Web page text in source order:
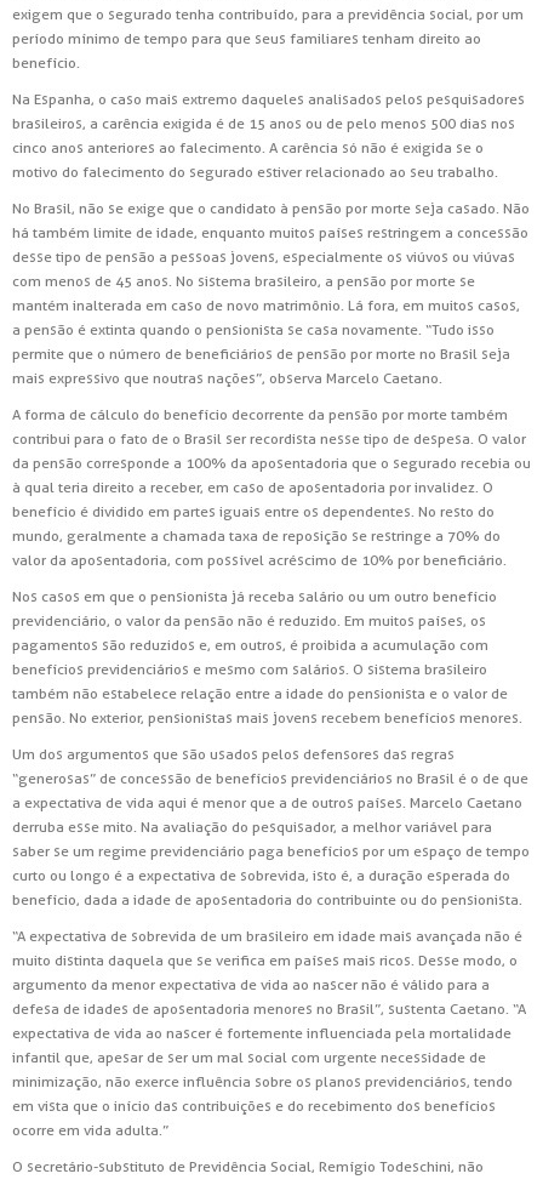
exigem que o segurado tenha contribuído, para a previdência social, por um
período mínimo de tempo para que seus familiares tenham direito ao
benefício.
Na Espanha, o caso mais extremo daqueles analisados pelos pesquisadores
brasileiros, a carência exigida é de 15 anos ou de pelo menos 500 dias nos
cinco anos anteriores ao falecimento. A carência só não é exigida se o
motivo do falecimento do segurado estiver relacionado ao seu trabalho.
No Brasil, não se exige que o candidato à pensão por morte seja casado. Não
há também limite de idade, enquanto muitos países restringem a concessão
desse tipo de pensão a pessoas jovens, especialmente os viúvos ou viúvas
com menos de 45 anos. No sistema brasileiro, a pensão por morte se
mantém inalterada em caso de novo matrimônio. Lá fora, em muitos casos,
a pensão é extinta quando o pensionista se casa novamente. “Tudo isso
permite que o número de beneficiários de pensão por morte no Brasil seja
mais expressivo que noutras nações”, observa Marcelo Caetano.
A forma de cálculo do benefício decorrente da pensão por morte também
contribui para o fato de o Brasil ser recordista nesse tipo de despesa. O valor
da pensão corresponde a 100% da aposentadoria que o segurado recebia ou
à qual teria direito a receber, em caso de aposentadoria por invalidez. O
benefício é dividido em partes iguais entre os dependentes. No resto do
mundo, geralmente a chamada taxa de reposição se restringe a 70% do
valor da aposentadoria, com possível acréscimo de 10% por beneficiário.
Nos casos em que o pensionista já receba salário ou um outro benefício
previdenciário, o valor da pensão não é reduzido. Em muitos países, os
pagamentos são reduzidos e, em outros, é proibida a acumulação com
benefícios previdenciários e mesmo com salários. O sistema brasileiro
também não estabelece relação entre a idade do pensionista e o valor de
pensão. No exterior, pensionistas mais jovens recebem benefícios menores.
Um dos argumentos que são usados pelos defensores das regras
“generosas” de concessão de benefícios previdenciários no Brasil é o de que
a expectativa de vida aqui é menor que a de outros países. Marcelo Caetano
derruba esse mito. Na avaliação do pesquisador, a melhor variável para
saber se um regime previdenciário paga benefícios por um espaço de tempo
curto ou longo é a expectativa de sobrevida, isto é, a duração esperada do
benefício, dada a idade de aposentadoria do contribuinte ou do pensionista.
“A expectativa de sobrevida de um brasileiro em idade mais avançada não é
muito distinta daquela que se verifica em países mais ricos. Desse modo, o
argumento da menor expectativa de vida ao nascer não é válido para a
defesa de idades de aposentadoria menores no Brasil”, sustenta Caetano. “A
expectativa de vida ao nascer é fortemente influenciada pela mortalidade
infantil que, apesar de ser um mal social com urgente necessidade de
minimização, não exerce influência sobre os planos previdenciários, tendo
em vista que o início das contribuições e do recebimento dos benefícios
ocorre em vida adulta.”
O secretário-substituto de Previdência Social, Remígio Todeschini, não